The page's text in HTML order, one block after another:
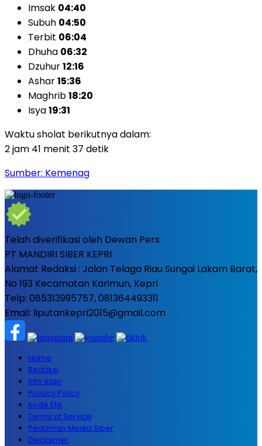
Imsak 04:40
Subuh 04:50
Terbit 06:04
Dhuha 06:32
Dzuhur12:16
Ashar15:36
Maghrib18:20
Isya19:31
Waktu sholat berikutnya dalam:
2 jam 41 menit 35 detik
Sumber: Kemenag
Telah diverifikasi oleh Dewan Pers
PT MANDIRI SIBER KEPRI
Alamat Redaksi : Jalan Telaga Riau Sungai Lakam Barat,
No 193 Kecamatan Karimun, Kepri
Telp: 085313995757, 081364493311
Email: liputankepri2015@gmail.com
Home
Redaksi
Info iklan
Privacy Policy
Kode Etik
Terms of Service
Pedoman Media Siber
Disclaimer